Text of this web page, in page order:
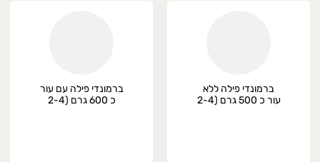
ברמונדי פילה ללא
עור כ 500 גרם (2-4
ברמונדי פילה עם עור
כ 600 גרם (2-4